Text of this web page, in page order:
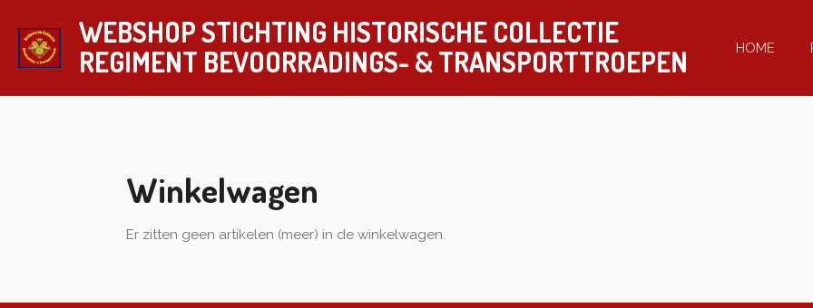
direct
naar
hoofdinhoud
WEBSHOP STICHTING HISTORISCHE COLLECTIE
REGIMENT BEVOORRADINGS- & TRANSPORTTROEPEN HOME
Winkelwagen
Er zitten geen artikelen (meer) in de winkelwagen.